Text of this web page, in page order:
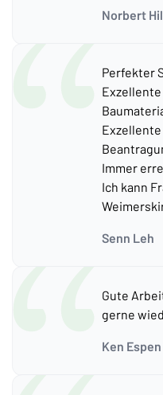
Norbert
Perfekter
Immer
Ich kann
Senn Leh
Gute
gerne
Ken Espen